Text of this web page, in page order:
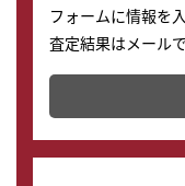
フォームに情報を
査定結果はメール
かります。